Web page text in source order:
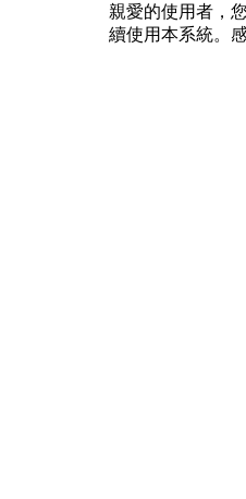
親愛的使用者，
續使用本系統。